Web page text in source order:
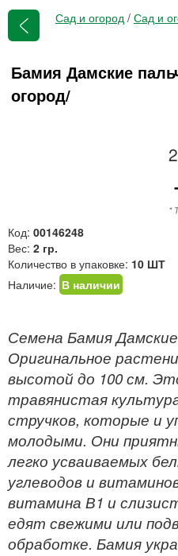
Сад и огород / Сад и
Бамия Дамские
огород/
*
Код: 00146248
Вес: 2 гр.
Количество в упаковке: 10 ШТ
Наличие: В наличии
Семена Бамия Дамские
Оригинальное
высотой до 100 см.
травянистая
стручков, которые и
молодыми. Они
легко усваиваемых
углеводов и
витамина В1 и
едят свежими или
обработке. Бамия